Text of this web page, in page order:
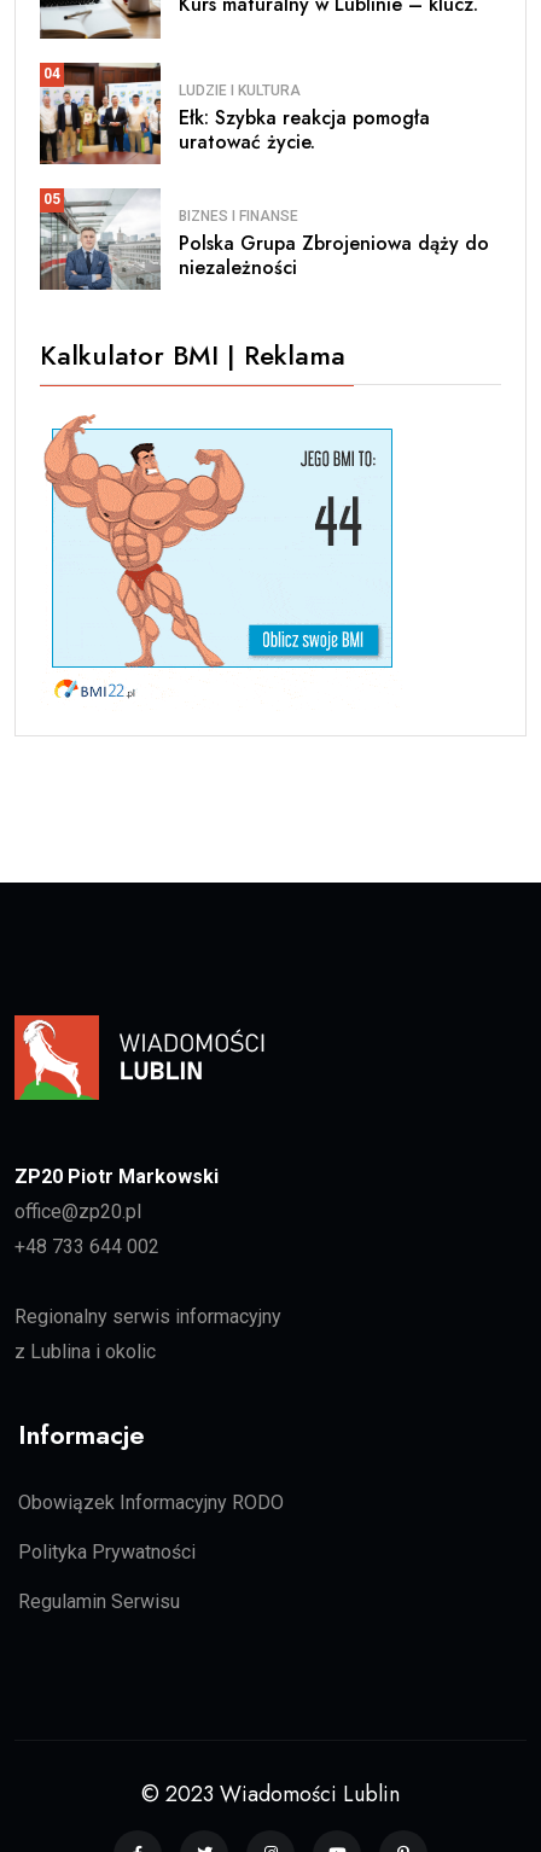
04
LUDZIE I KULTURA
Ełk: Szybka reakcja pomogła
uratować życie.
05
BIZNES I FINANSE
Polska Grupa Zbrojeniowa dąży do
niezależności
Kalkulator BMI | Reklama
ZP20 Piotr Markowski
office@zp20.pl
+48 733 644 002
Regionalny serwis informacyjny
z Lublina i okolic
Informacje
Obowiązek Informacyjny RODO
Polityka Prywatności
Regulamin Serwisu
© 2023 Wiadomości Lublin